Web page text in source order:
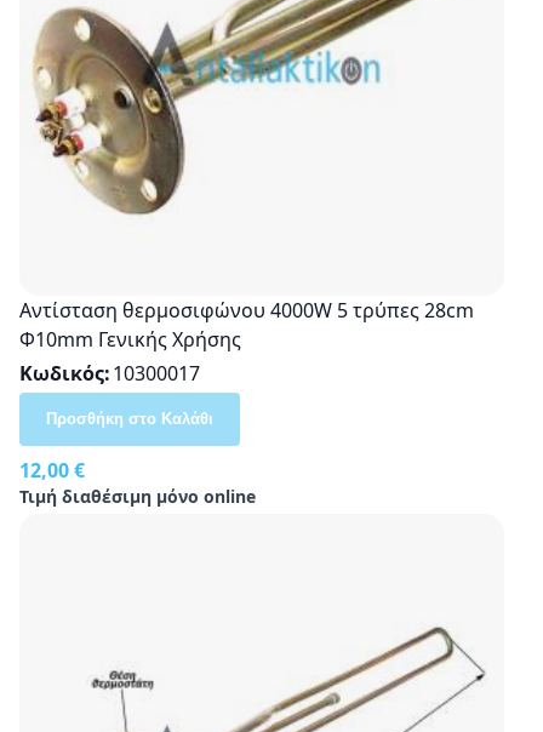
Αντίσταση θερμοσιφώνου 4000W 5 τρύπες 28cm
Φ10mm Γενικής Χρήσης
Κωδικός 10300017
12,00 €
Τιμή διαθέσιμη μόνο online
Προσθήκη στο Καλάθι